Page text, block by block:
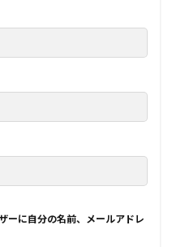
ーに自分の名前、メールアドレ